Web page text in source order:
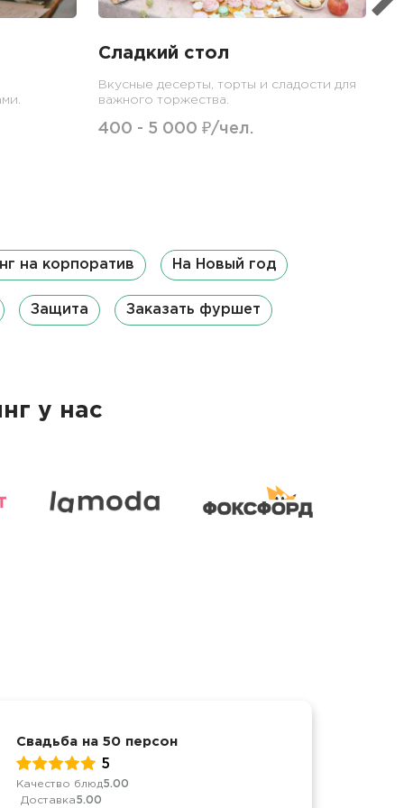
Сладкий стол
Вкусные десерты, торты и сладости для
важного торжества.
400 - 5 000 ₽/чел.
на корпоратив На Новый год
Защита Заказать фуршет
у нас
Свадьба на 50 персон
5
Качество блюд5.00
Доставка5.00